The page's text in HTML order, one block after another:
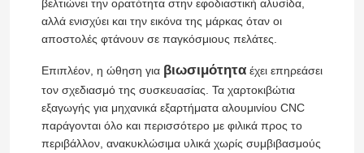
βελτιώνει την ορατότητα στην εφοδιαστική αλυσίδα,
αλλά ενισχύει και την εικόνα της μάρκας όταν οι
αποστολές φτάνουν σε παγκόσμιους πελάτες.
Επιπλέον, η ώθηση για βιωσιμότηταέχει επηρεάσει
τον σχεδιασμό της συσκευασίας. Τα χαρτοκιβώτια
εξαγωγής για μηχανικά εξαρτήματα αλουμινίου CNC
παράγονται όλο και περισσότερο με φιλικά προς το
περιβάλλον, ανακυκλώσιμα υλικά χωρίς συμβιβασμούς